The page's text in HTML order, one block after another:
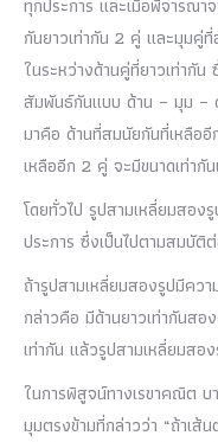
ทุกประการ และเมื่อพิจารณา
กันยาวเท่ากัน 2 คู่ และมุมคู่
ในระหว่างด้านคู่ที่ยาวเท่ากั
สัมพันธ์กันแบบ ด้าน – มุม –
มาคือ ด้านที่สมนัยกันที่เหลือ
เหลืออีก 2 คู่ จะมีขนาดเท่ากั
โดยทั่วไป รูปสามเหลี่ยมสอ
ประการ ซึ่งเป็นไปตามสมบัติ
ถ้ารูปสามเหลี่ยมสองรูปมีค
กล่าวคือ มีด้านยาวเท่ากันสอ
เท่ากัน แล้วรูปสามเหลี่ยมสอ
ในการพิสูจน์ทางเรขาคณิต
มุมตรงข้ามที่กล่าวว่า “ถ้าเส้